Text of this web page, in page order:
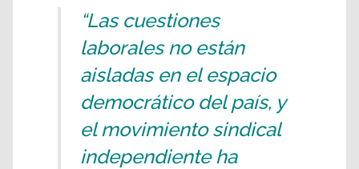
“Las cuestiones
laborales no están
aisladas en el espacio
democrático del país, y
el movimiento sindical
independiente ha